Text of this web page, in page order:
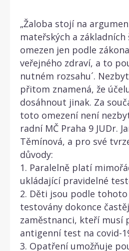
„Žaloba stojí na
mateřských a
omezen jen podle
veřejného zdraví, a to
nutném rozsahu´.
přitom znamená, že
dosáhnout jinak. Za
toto omezení není
radní MČ Praha 9 JUDr.
Těmínová, a pro své
důvody:
1. Paralelně platí
ukládající pravidelné
2. Děti jsou podle
testovány dokonce
zaměstnanci, kteří musí
antigenní test na covid-
3. Opatření umožňuje